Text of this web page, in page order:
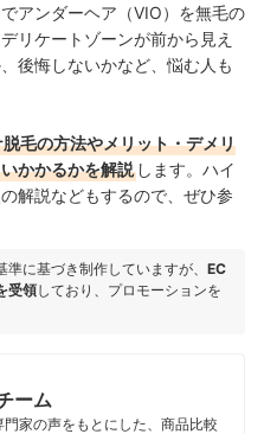
アンダーヘア（VIO）を無毛の
リケートゾーンが前から見え
後悔しないかなど、悩む人も
毛の方法やメリット・デメリ
かかるかを解説 します。ハイ
解説などもするので、ぜひ参
に基づき制作していますが、 EC
受領しており、プロモーションを
ーム
家の声をもとにした、商品比較